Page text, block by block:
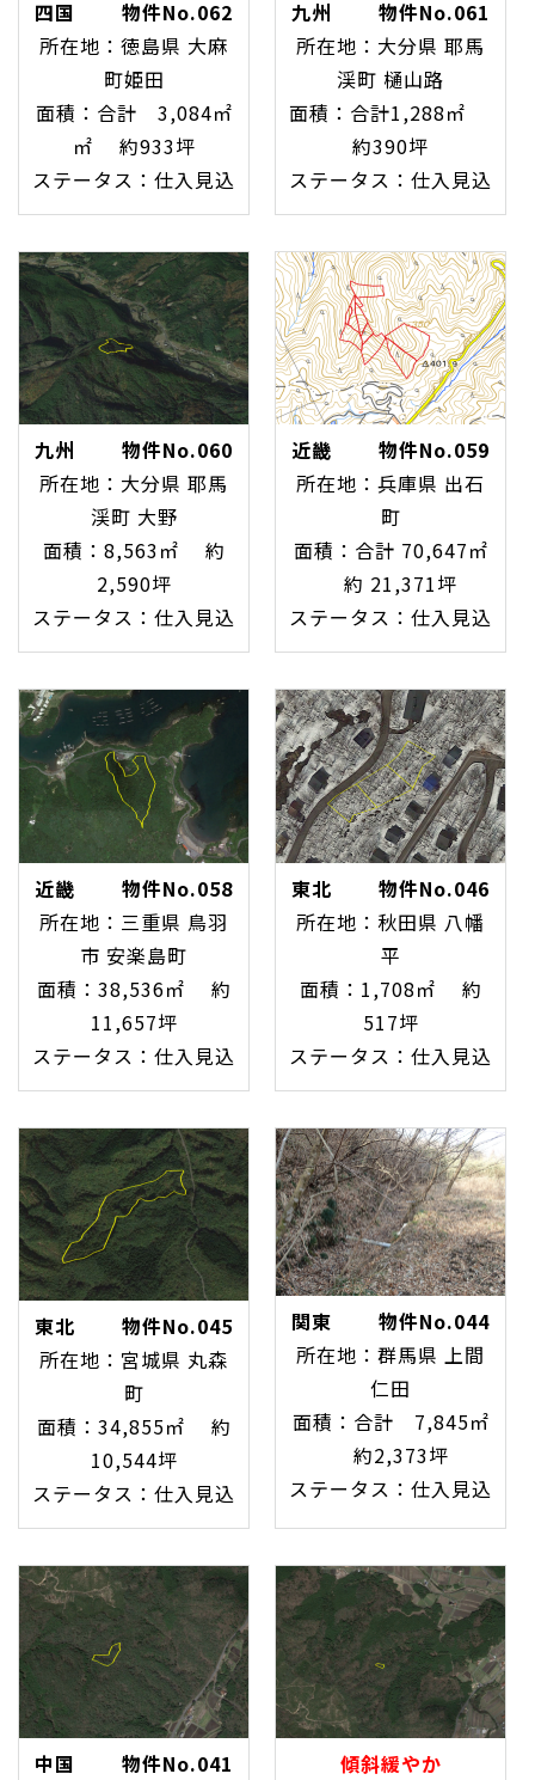
四国 物件No.062
所在地：徳島県 大麻
町姫田
面積：合計 3,084㎡
㎡ 約933坪
ステータス：仕入見込
九州 物件No.061
所在地：大分県 耶馬
渓町 樋山路
面積：合計1,288㎡
約390坪
ステータス：仕入見込
九州 物件No.060
所在地：大分県 耶馬
渓町 大野
面積：8,563㎡ 約
2,590坪
ステータス：仕入見込
近畿 物件No.059
所在地：兵庫県 出石
町
面積：合計 70,647㎡
約 21,371坪
ステータス：仕入見込
近畿 物件No.058
所在地：三重県 鳥羽
市 安楽島町
面積：38,536㎡ 約
11,657坪
ステータス：仕入見込
東北 物件No.046
所在地：秋田県 八幡
平
面積：1,708㎡ 約
517坪
ステータス：仕入見込
東北 物件No.045
所在地：宮城県 丸森
町
面積：34,855㎡ 約
10,544坪
ステータス：仕入見込
関東 物件No.044
所在地：群馬県 上間
仁田
面積：合計 7,845㎡
約2,373坪
ステータス：仕入見込
中国 物件No.041
傾斜緩やか